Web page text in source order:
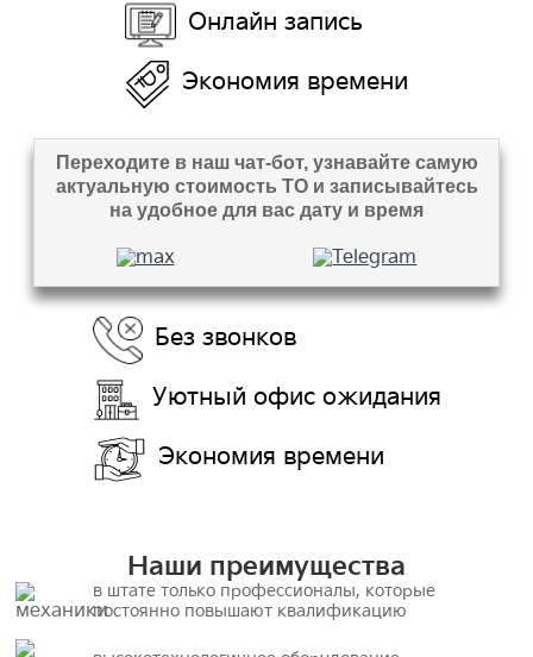
Онлайн запись
Экономия времени
Переходите в наш чат-бот, узнавайте самую
актуальную стоимость ТО и записывайтесь
на удобное для вас дату и время
Без звонков
Уютный офис ожидания
Экономия времени
Наши преимущества
в штате только профессионалы, которые
постоянно повышают квалификацию